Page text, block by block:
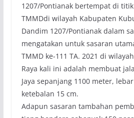
1207/Pontianak bertempat di
TMMDdi wilayah Kabupaten
Dandim 1207/Pontianak dalam
mengatakan untuk sasaran
TMMD ke-111 TA. 2021 di
Raya kali ini adalah membuat
Jaya sepanjang 1100 meter,
ketebalan 15 cm.
Adapun sasaran tambahan